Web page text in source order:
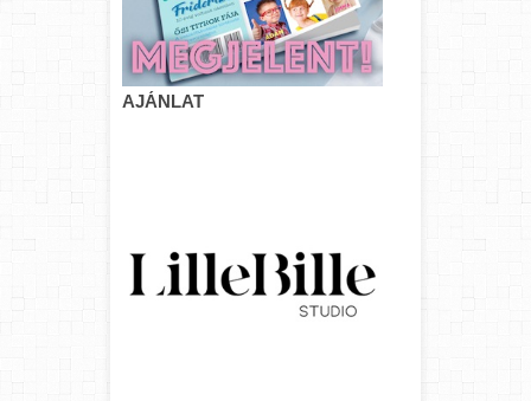
AJÁNLAT